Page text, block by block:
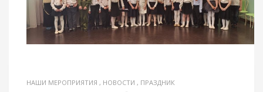
НАШИ МЕРОПРИЯТИЯ , НОВОСТИ , ПРАЗДНИК